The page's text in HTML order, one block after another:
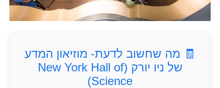
🧾 מה שחשוב לדעת- מוזיאון המדע
של ניו יורק (New York Hall of
Science)